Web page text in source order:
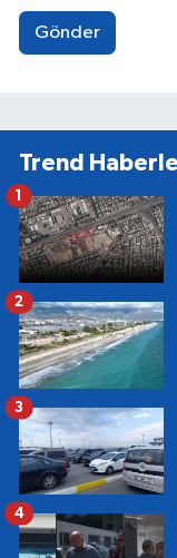
Gönder
Trend
1
2
3
4